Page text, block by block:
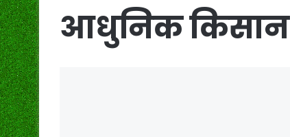
आधुनिक किसान